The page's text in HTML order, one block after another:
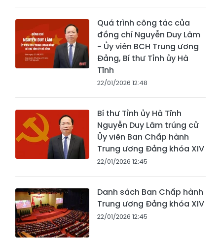
Quá trình công tác của
đồng chí Nguyễn Duy Lâm
- Ủy viên BCH Trung ương
Đảng, Bí thư Tỉnh ủy Hà
Tĩnh
22/01/2026 12:48
Bí thư Tỉnh ủy Hà Tĩnh
Nguyễn Duy Lâm trúng cử
Ủy viên Ban Chấp hành
Trung ương Đảng khóa XIV
22/01/2026 12:45
Danh sách Ban Chấp hành
Trung ương Đảng khóa XIV
22/01/2026 12:45